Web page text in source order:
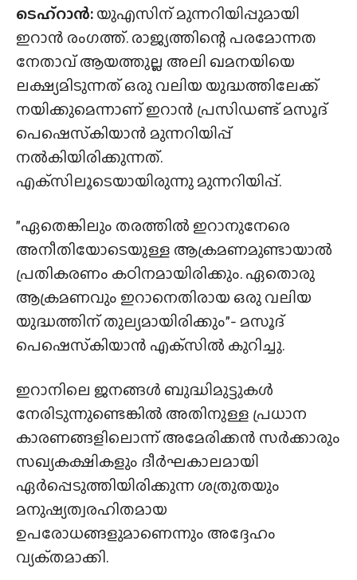
ടെഹ്‌റാൻ:യുഎസിന് മുന്നറിയിപ്പുമായി
ഇറാൻ രംഗത്ത്. രാജ്യത്തിന്റെ പരമോന്നത
നേതാവ് ആയത്തുല്ല അലി ഖമനയിയെ
ലക്ഷ്യമിടുന്നത് ഒരു വലിയ യുദ്ധത്തിലേക്ക്
നയിക്കുമെന്നാണ് ഇറാൻ പ്രസിഡണ്ട് മസൂദ്
പെഷെസ്‌കിയാൻ മുന്നറിയിപ്പ്
നൽകിയിരിക്കുന്നത്.
എക്‌സിലൂടെയായിരുന്നു മുന്നറിയിപ്പ്.
”ഏതെങ്കിലും തരത്തിൽ ഇറാനുനേരെ
അനീതിയോടെയുള്ള ആക്രമണമുണ്ടായാൽ
പ്രതികരണം കഠിനമായിരിക്കും. ഏതൊരു
ആക്രമണവും ഇറാനെതിരായ ഒരു വലിയ
യുദ്ധത്തിന് തുല്യമായിരിക്കും”- മസൂദ്
പെഷെസ്‌കിയാൻ എക്‌സിൽ കുറിച്ചു.
ഇറാനിലെ ജനങ്ങൾ ബുദ്ധിമുട്ടുകൾ
നേരിടുന്നുണ്ടെങ്കിൽ അതിനുള്ള പ്രധാന
കാരണങ്ങളിലൊന്ന് അമേരിക്കൻ സർക്കാരും
സഖ്യകക്ഷികളും ദീർഘകാലമായി
ഏർപ്പെടുത്തിയിരിക്കുന്ന ശത്രുതയും
മനുഷ്യത്വരഹിതമായ
ഉപരോധങ്ങളുമാണെന്നും അദ്ദേഹം
വ്യക്‌തമാക്കി.